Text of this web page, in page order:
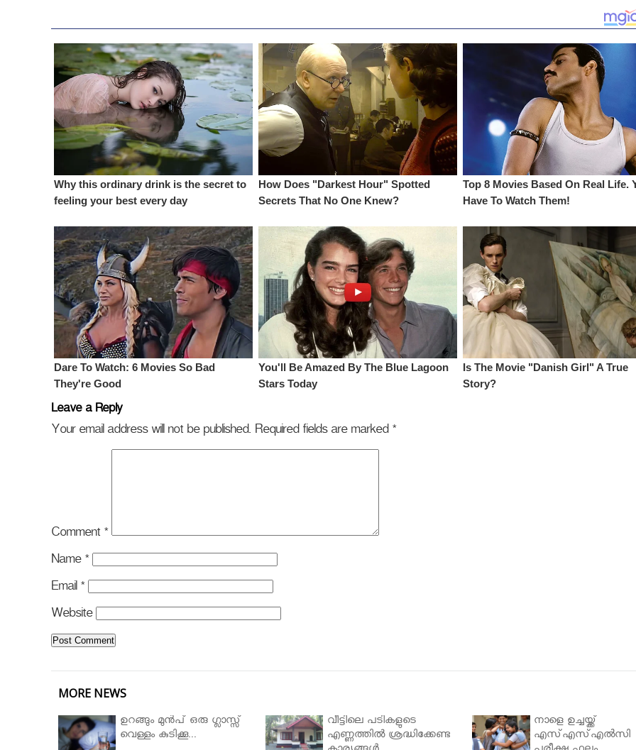
Leave a Reply
Your email address will not be published. Required fields are marked *
Comment *
Name *
Email *
Website
MORE NEWS
ഉറങ്ങും മുന്‍പ് ഒരു ഗ്ലാസ്സ്
വെള്ളം കുടിക്കൂ...
വീട്ടിലെ പടികളുടെ
എണ്ണത്തിൽ ശ്രദ്ധിക്കേണ്ട
നാളെ ഉച്ചയ്ക്ക്
എസ്എസ്എല്‍സി